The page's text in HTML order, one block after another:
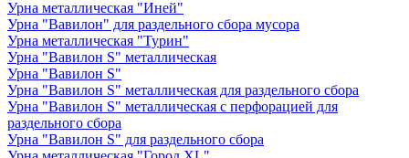
Урна металлическая "Иней"
Урна "Вавилон" для раздельного сбора мусора
Урна металлическая "Турин"
Урна "Вавилон S" металлическая
Урна "Вавилон S"
Урна "Вавилон S" металлическая для раздельного сбора
Урна "Вавилон S" металлическая с перфорацией для
раздельного сбора
Урна "Вавилон S" для раздельного сбора